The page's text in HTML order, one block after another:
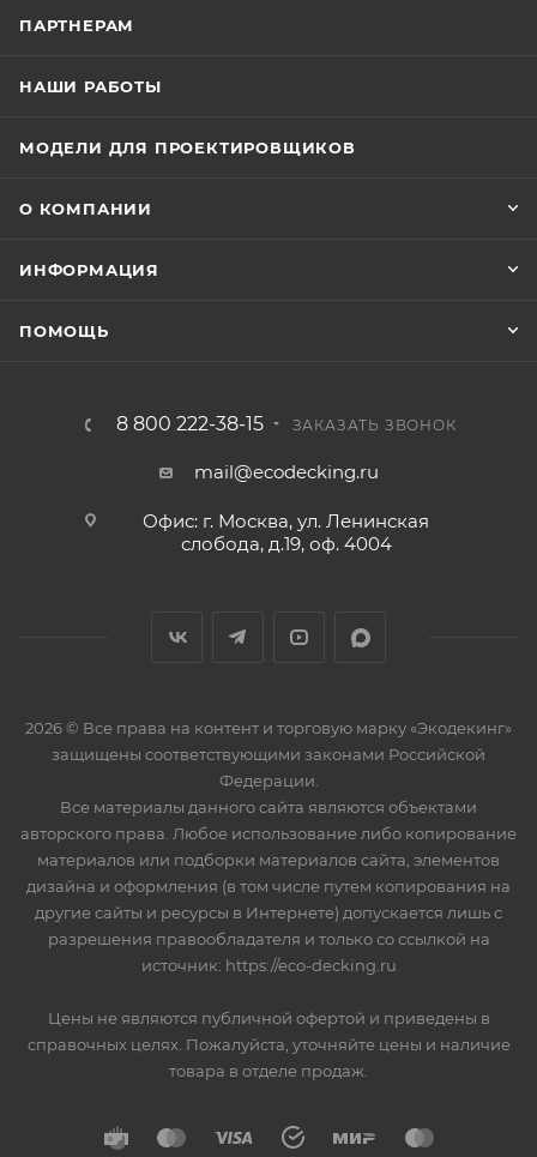
ПАРТНЕРАМ
НАШИ РАБОТЫ
МОДЕЛИ ДЛЯ ПРОЕКТИРОВЩИКОВ
О КОМПАНИИ
ИНФОРМАЦИЯ
ПОМОЩЬ
8 800 222-38-15 ЗАКАЗАТЬ ЗВОНОК
mail@ecodecking.ru
Офис: г. Москва, ул. Ленинская
слобода, д.19, оф. 4004
2026 © Все права на контент и торговую марку «Экодекинг»
защищены соответствующими законами Российской
Федерации.
Все материалы данного сайта являются объектами
авторского права. Любое использование либо копирование
материалов или подборки материалов сайта, элементов
дизайна и оформления (в том числе путем копирования на
другие сайты и ресурсы в Интернете) допускается лишь с
разрешения правообладателя и только со ссылкой на
источник: https://eco-decking.ru
Цены не являются публичной офертой и приведены в
справочных целях. Пожалуйста, уточняйте цены и наличие
товара в отделе продаж.